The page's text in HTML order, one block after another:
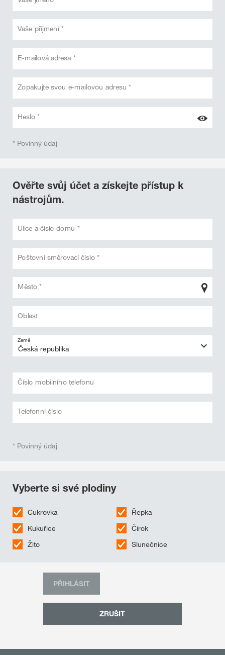
Vaše příjmení *
E-mailová adresa *
Zopakujte svou e-mailovou adresu *
Heslo *
* Povinný údaj
Ověřte svůj účet a získejte přístup k
nástrojům.
Ulice a číslo domu *
Poštovní směrovací číslo *
Město *
Oblast
Země
Číslo mobilního telefonu
Telefonní číslo
* Povinný údaj
Vyberte si své plodiny
Cukrovka
Kukuřice
Žito
Řepka
Čirok
Slunečnice
ZRUŠIT
PŘIHLÁSIT